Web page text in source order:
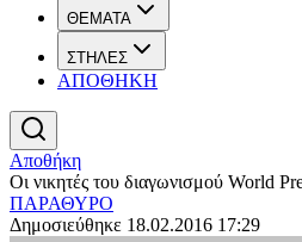
ΘΕΜΑΤΑ
ΣΤΗΛΕΣ
ΑΠΟΘΗΚΗ
Αποθήκη
Οι νικητές του διαγωνισμού World
ΠΑΡΑΘΥΡΟ
Δημοσιεύθηκε 18.02.2016 17:29